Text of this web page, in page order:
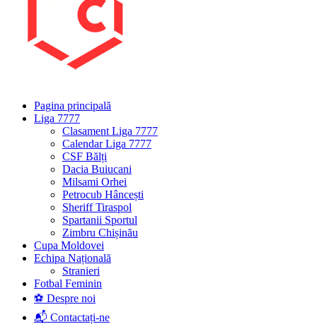
Pagina principală
Liga 7777
Clasament Liga 7777
Calendar Liga 7777
CSF Bălți
Dacia Buiucani
Milsami Orhei
Petrocub Hâncești
Sheriff Tiraspol
Spartanii Sportul
Zimbru Chișinău
Cupa Moldovei
Echipa Națională
Stranieri
Fotbal Feminin
⚽ Despre noi
📬 Contactați-ne